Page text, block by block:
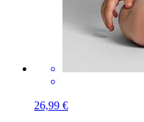
26,99 €